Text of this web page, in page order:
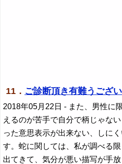
11． ご診断頂き有難うござ
2018年05月22日 - また、男性に
えるのが苦手で自分で柄じゃな
った意思表示が出来ない、しに
す。蛇に関しては、私が調べる限
出てきて、気分が悪い描写が手